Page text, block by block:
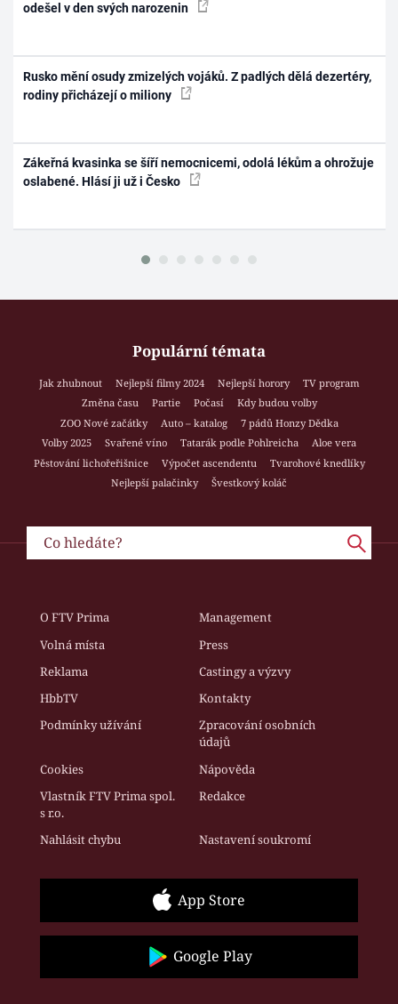
odešel v den svých narozenin
Rusko mění osudy zmizelých vojáků. Z padlých dělá dezertéry,
rodiny přicházejí o miliony
Zákeřná kvasinka se šíří nemocnicemi, odolá lékům a ohrožuje
oslabené. Hlásí ji už i Česko
Populární témata
Jak zhubnout Nejlepší filmy 2024 Nejlepší horory
TV program
Změna času
Partie Počasí
Kdy budou volby
ZOO Nové začátky
Auto – katalog
7 pádů Honzy Dědka
Volby 2025
Svařené víno Tatarák podle Pohlreicha
Aloe vera
Pěstování lichořeřišnice
Výpočet ascendentu
Tvarohové knedlíky
Nejlepší palačinky
Švestkový koláč
O FTV Prima
Management
Volná místa
Press
Reklama
Castingy a výzvy
HbbTV
Kontakty
Podmínky užívání
Zpracování osobních
údajů
Cookies
Nápověda
Vlastník FTV Prima spol.
s r.o.
Redakce
Nahlásit chybu Nastavení soukromí
App Store
Google Play